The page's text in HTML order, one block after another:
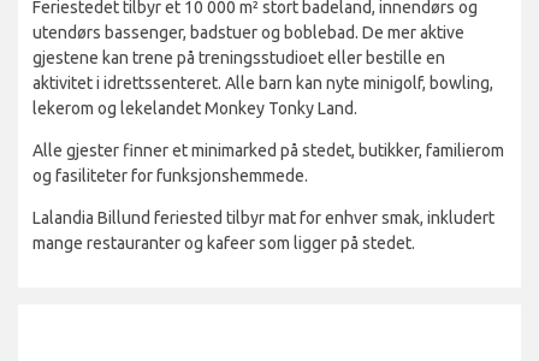
Feriestedet tilbyr et 10 000 m² stort badeland, innendørs og
utendørs bassenger, badstuer og boblebad. De mer aktive
gjestene kan trene på treningsstudioet eller bestille en
aktivitet i idrettssenteret. Alle barn kan nyte minigolf, bowling,
lekerom og lekelandet Monkey Tonky Land.
Alle gjester finner et minimarked på stedet, butikker, familierom
og fasiliteter for funksjonshemmede.
Lalandia Billund feriested tilbyr mat for enhver smak, inkludert
mange restauranter og kafeer som ligger på stedet.